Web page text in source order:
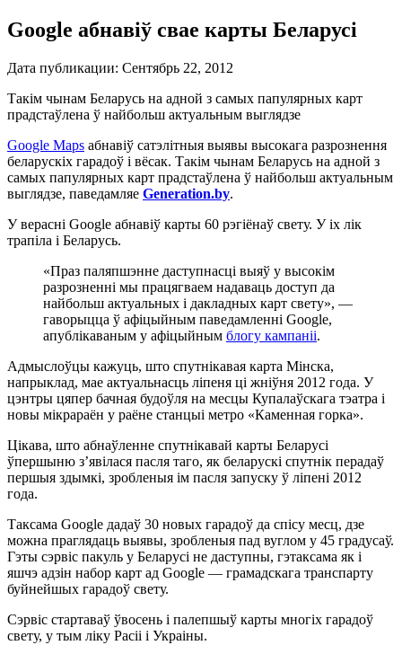
Google абнавіў свае карты Беларусі
Дата публикации: Сентябрь 22, 2012
Такім чынам Беларусь на адной з самых папулярных карт
прадстаўлена ў найбольш актуальным выглядзе
Google Maps абнавіў сатэлітныя выявы высокага разрознення
беларускіх гарадоў і вёсак. Такім чынам Беларусь на адной з
самых папулярных карт прадстаўлена ў найбольш актуальным
выглядзе, паведамляе Generation.by.
У верасні Google абнавіў карты 60 рэгіёнаў свету. У іх лік
трапіла і Беларусь.
«Праз паляпшэнне даступнасці выяў у высокім
разрозненні мы працягваем надаваць доступ да
найбольш актуальных і дакладных карт свету», —
гаворыцца ў афіцыйным паведамленні Google,
апублікаваным у афіцыйным блогу кампаніі.
Адмыслоўцы кажуць, што спутнікавая карта Мінска,
напрыклад, мае актуальнасць ліпеня ці жніўня 2012 года. У
цэнтры цяпер бачная будоўля на месцы Купалаўскага тэатра і
новы мікрараён у раёне станцыі метро «Каменная горка».
Цікава, што абнаўленне спутнікавай карты Беларусі
ўпершыню з’явілася пасля таго, як беларускі спутнік перадаў
першыя здымкі, зробленыя ім пасля запуску ў ліпені 2012
года.
Таксама Google дадаў 30 новых гарадоў да спісу месц, дзе
можна праглядаць выявы, зробленыя пад вуглом у 45 градусаў.
Гэты сэрвіс пакуль у Беларусі не даступны, гэтаксама як і
яшчэ адзін набор карт ад Google — грамадскага транспарту
буйнейшых гарадоў свету.
Сэрвіс стартаваў ўвосень і палепшыў карты многіх гарадоў
свету, у тым ліку Расіі і Украіны.